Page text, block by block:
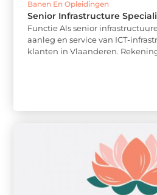
Banen En Opleidingen
Senior Infrastructure
Functie Als senior
aanleg en service van ICT-
klanten in Vlaanderen.